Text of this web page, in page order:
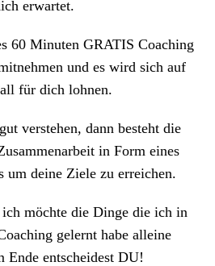
erwartet.
60 Minuten GRATIS Coaching
und es wird sich auf
für dich lohnen.
verstehen, dann besteht die
in Form eines
um deine Ziele zu erreichen.
möchte die Dinge die ich in
gelernt habe alleine
Ende entscheidest DU!